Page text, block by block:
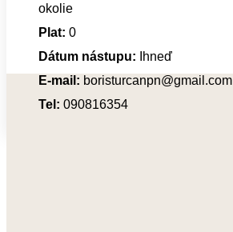
okolie
Plat: 0
Dátum nástupu:
Ihneď
E-mail: boristurcanpn@gmail.com
Tel: 090816354